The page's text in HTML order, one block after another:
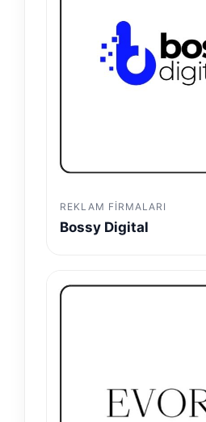
REKLAM FIRMALARI
Bossy Digital